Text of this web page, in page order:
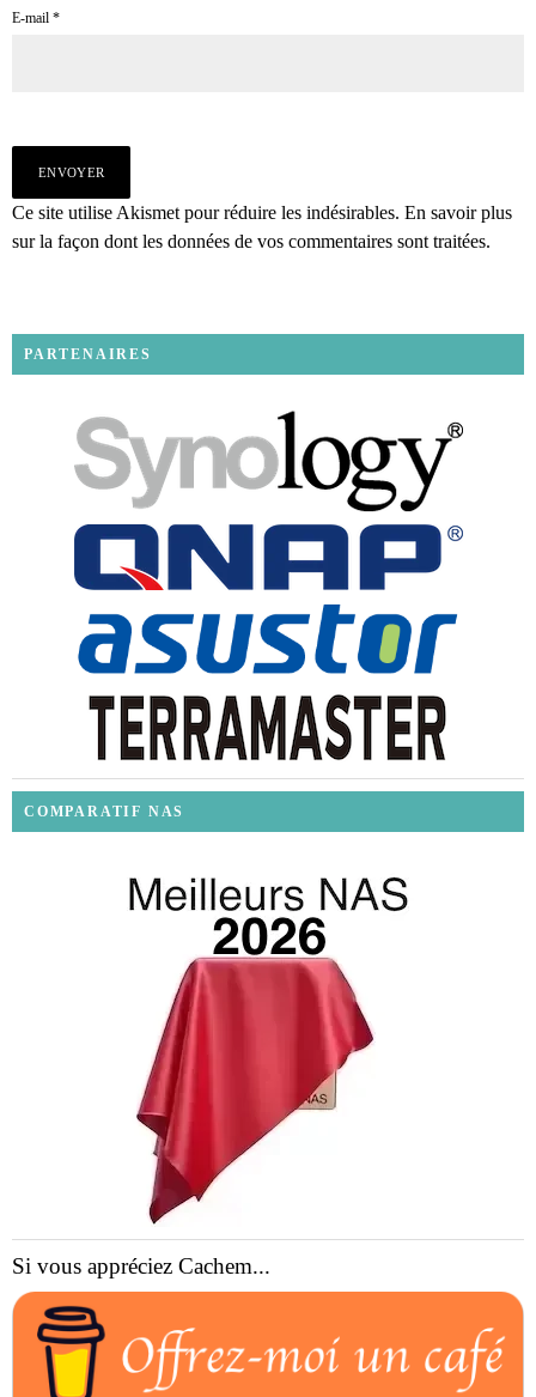
E-mail *
Ce site utilise Akismet pour réduire les indésirables. En savoir plus
sur la façon dont les données de vos commentaires sont traitées.
PARTENAIRES
COMPARATIF NAS
Si vous appréciez Cachem...